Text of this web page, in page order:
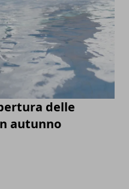
delle
autunno